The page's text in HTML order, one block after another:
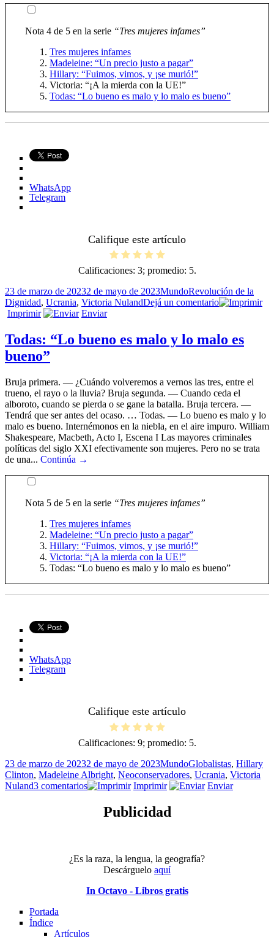
Nota 4 de 5 en la serie “Tres mujeres infames”
Tres mujeres infames
Madeleine: “Un precio justo a pagar”
Hillary: “Fuimos, vimos, y ¡se murió!”
Victoria: “¡A la mierda con la UE!”
Todas: “Lo bueno es malo y lo malo es bueno”
WhatsApp
Telegram
Califique este artículo
Calificaciones: 3; promedio: 5.
Publicado
el
23 de marzo de 20232 de mayo de 2023Categorías
MundoEtiquetas
Revolución de la
Dignidad, Ucrania, Victoria NulandDejá un comentarioen
la
mierda
UE!”
Imprimir Enviar
Todas: “Lo bueno es malo y lo malo es
bueno”
Bruja primera. — ¿Cuándo volveremos a vernos las tres, entre el
trueno, el rayo o la lluvia? Bruja segunda. — Cuando ceda el
alboroto, cuando se pierda o se gane la batalla. Bruja tercera. —
Tendrá que ser antes del ocaso. … Todas. — Lo bueno es malo y lo
malo es bueno. Internémonos en la niebla, en el aire impuro. William
Shakespeare, Macbeth, Acto I, Escena I Las mayores criminales
políticas del siglo XXI efectivamente son mujeres. Pero no se trata
de una... Continúa →
Nota 5 de 5 en la serie “Tres mujeres infames”
Tres mujeres infames
Madeleine: “Un precio justo a pagar”
Hillary: “Fuimos, vimos, y ¡se murió!”
Victoria: “¡A la mierda con la UE!”
Todas: “Lo bueno es malo y lo malo es bueno”
WhatsApp
Telegram
Califique este artículo
Calificaciones: 9; promedio: 5.
Publicado
el
23 de marzo de 20232 de mayo de 2023Categorías
MundoEtiquetas
Globalistas, Hillary
Clinton, Madeleine Albright, Neoconservadores, Ucrania, Victoria
Nuland3 comentariosen
bueno
lo
malo
bueno”
Imprimir Enviar
Publicidad
¿Es la raza, la lengua, la geografía?
Descárguelo aquí
In Octavo - Libros gratis
Portada
Índice
Artículos